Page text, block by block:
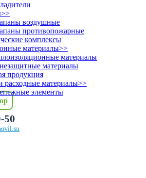
>>
воздушные
противопожарные
комплексы
материалы>>
материалы
материалы
продукция
расходные материалы>>
элементы
50